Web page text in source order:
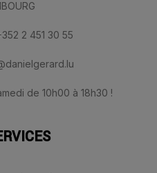
2 451 30 55
de 10h00 à 18h30 !